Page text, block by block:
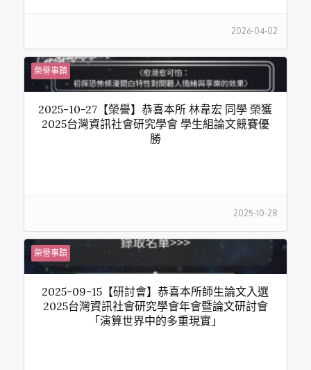
2026-04-02
榮譽事蹟
2025-10-27【榮譽】恭喜本所 林韋宏 同學 榮獲
2025台灣資訊社會研究學會 學生組論文競賽優
勝
2025-10-28
榮譽事蹟
2025-09-15【研討會】恭喜本所師生論文入選
2025台灣資訊社會研究學會年會暨論文研討會
「演算世界中的多重現實」